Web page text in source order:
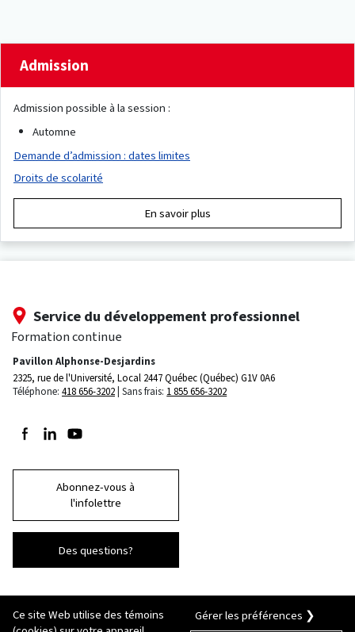
Admission
Admission possible à la session :
Automne
Demande d’admission : dates limites
Droits de scolarité
En savoir plus
Service du développement professionnel
Formation continue
Pavillon Alphonse-Desjardins
2325, rue de l'Université, Local 2447Québec (Québec) G1V 0A6
Téléphone: 418 656-3202 Sans frais: 1 855 656-3202
Suivez-nous sur Facebook
Suivez-nous sur LinkedIn
Suivez-nous sur Youtube
Abonnez-vous à
l'infolettre
Des questions?
Ce site Web utilise des témoins
Gérer les préférences ❯